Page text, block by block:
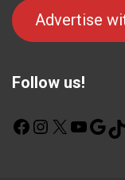
Advertise
Follow us!
F
X
Y
G
o